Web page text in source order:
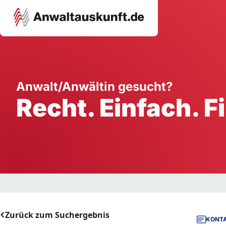
Ausbildung
Handwerk
Dienstleistung
Anwalt/Anwältin gesucht?
Recht. Einfach.
Zurück zum Suchergebnis